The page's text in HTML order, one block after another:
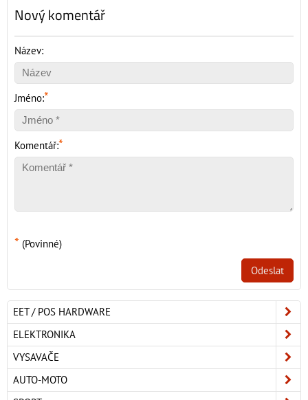
Nový komentář
Název:
Jméno:*
Komentář:*
* (Povinné)
Odeslat
EET / POS HARDWARE
ELEKTRONIKA
VYSAVAČE
AUTO-MOTO